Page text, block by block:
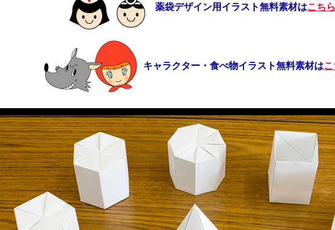
薬袋デザイン用イラスト無料素材はこちら
キャラクター・食べ物イラスト無料素材は